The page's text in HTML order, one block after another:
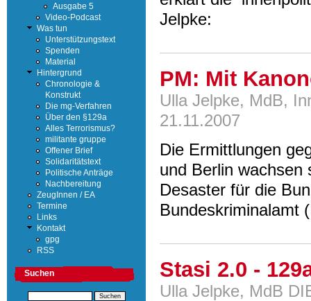
Jelpke:
PM: Mit
Ulla Jelpke, MdB,
21.11.2007
Die Ermittlungen
und Berlin wachsen
Desaster für die
Bundeskriminalamt
Stasi 2.0 -
Ulla Jelpke, MdB
Ausgabe 5
Video-Podcast
Was tun
Unterstützungstext
Spenden
Material
Hintergrund
Chronologie &
Konstrukt
Die mg-Verfahren
Über den §129a
Alles Terrorismus?
militante gruppe
Offener Brief
Solidaritätstext
Politische Anträge
Nachbereitung
ZeugInnen / EA
Termine
Links
Kontakt
gpg
RSS
Suchen